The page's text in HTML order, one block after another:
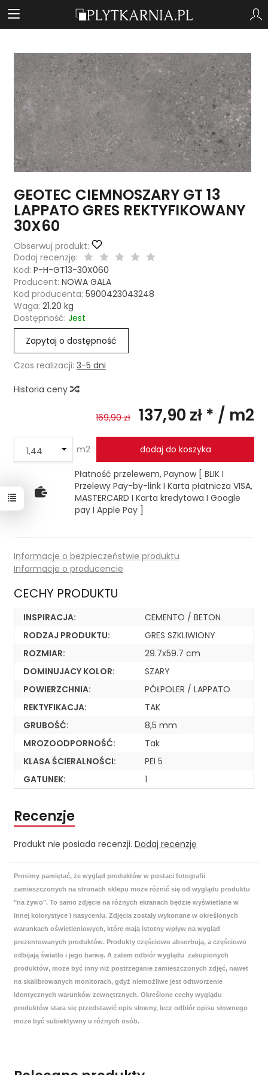
GEOTEC CIEMNOSZARY GT 13
LAPPATO GRES REKTYFIKOWANY
30X60
Obserwuj produkt:
Dodaj recenzję:
Kod: P-H-GT13-30X060
Producent: NOWA GALA
Kod producenta: 5900423043248
Waga: 21.20 kg
Dostępność: Jest
Zapytaj o dostępność
Czas realizacji: 3-5 dni
Historia ceny
169,90 zł 137,90 zł * / m2
m2 dodaj do koszyka
Płatność przelewem, Paynow [ BLIK I
Przelewy Pay-by-link I Karta płatnicza VISA,
MASTERCARD I Karta kredytowa I Google
pay I Apple Pay ]
Informacje o bezpieczeństwie produktu
Informacje o producencie
CECHY PRODUKTU
INSPIRACJA:
CEMENTO / BETON
RODZAJ PRODUKTU:
GRES SZKLIWIONY
ROZMIAR:
29.7x59.7 cm
DOMINUJACY KOLOR:
SZARY
POWIERZCHNIA:
PÓŁPOLER / LAPPATO
REKTYFIKACJA:
TAK
GRUBOŚĆ:
8,5 mm
MROZOODPORNOŚĆ:
Tak
KLASA ŚCIERALNOŚCI:
PEI 5
GATUNEK:
1
Recenzje
Produkt nie posiada recenzji. Dodaj recenzję
Prosimy pamiętać, że wygląd produktów w postaci fotografii
zamieszczonych na stronach sklepu może różnić się od wyglądu produktu
"na żywo". To samo zdjęcie na różnych ekranach będzie wyświetlane w
innej kolorystyce i nasyceniu. Zdjęcia zostały wykonane w określonych
warunkach oświetleniowych, które mają istotny wpływ na wygląd
prezentowanych produktów. Produkty częściowo absorbują, a częściowo
odbijają światło i jego barwę. A zatem odbiór wyglądu zakupionych
produktów, może być inny niż postrzeganie zamieszczonych zdjęć, nawet
na skalibrowanych monitorach, gdyż niemożliwe jest odtworzenie
identycznych warunków zewnętrznych. Określone cechy wyglądu
produktów stara się przedstawić opis słowny, lecz odbiór opisu słownego
może być subiektywny u różnych osób.